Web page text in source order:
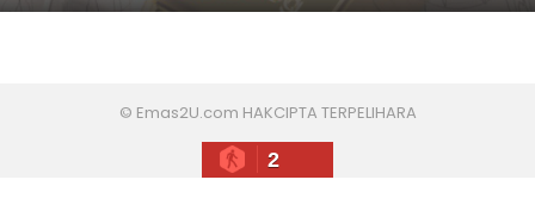
© Emas2U.com HAKCIPTA TERPELIHARA
2